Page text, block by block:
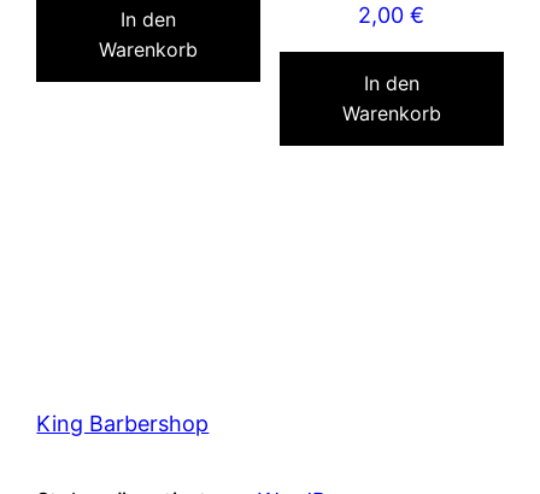
In den
Warenkorb
2,00€
In den
Warenkorb
King Barbershop